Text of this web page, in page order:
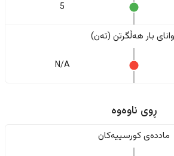
5
بار هەڵگرتن (تەن)
N/A
ڕوی ناوەوە
ماددەی کورسییەکان